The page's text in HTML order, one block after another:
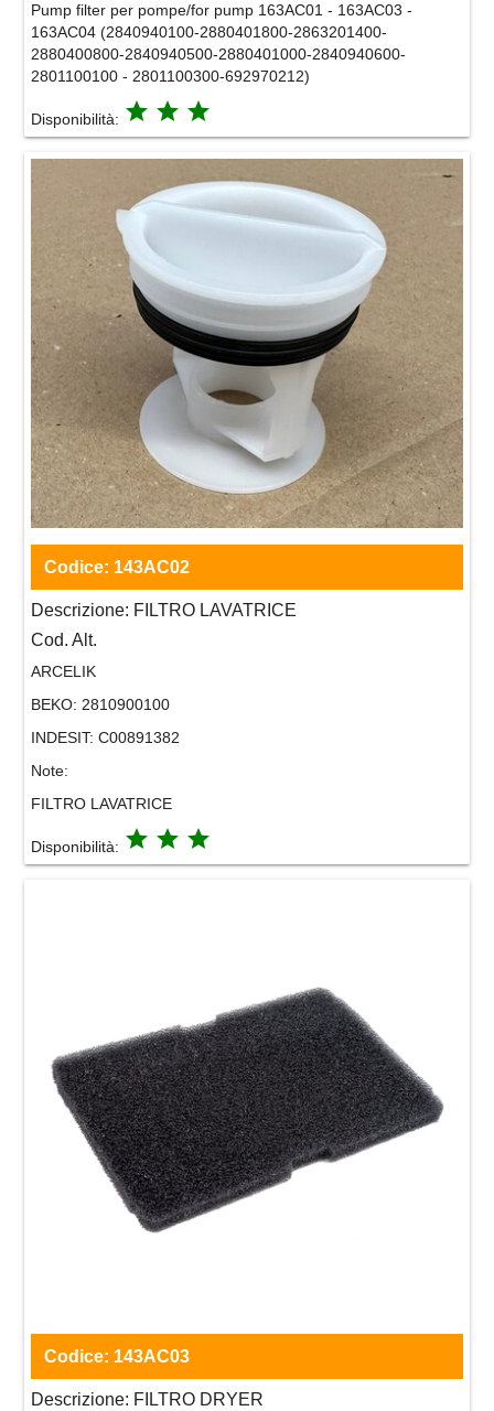
Pump filter per pompe/for pump 163AC01 - 163AC03 -
163AC04 (2840940100-2880401800-2863201400-
2880400800-2840940500-2880401000-2840940600-
2801100100 - 2801100300-692970212)
Disponibilità: grade grade grade
Codice: 143AC02
Descrizione: FILTRO LAVATRICE
Cod. Alt.
ARCELIK
BEKO: 2810900100
INDESIT: C00891382
Note:
FILTRO LAVATRICE
Disponibilità: grade grade grade
Codice: 143AC03
Descrizione: FILTRO DRYER